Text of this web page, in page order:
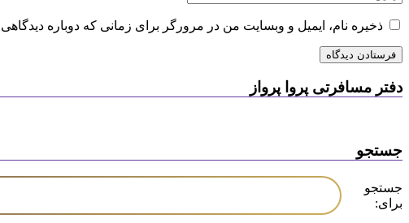
ذخیره نام، ایمیل و وبسایت من در مرورگر برای زمانی که دوباره
دفتر مسافرتی پروا پرواز
جستجو
جستجو
برای: